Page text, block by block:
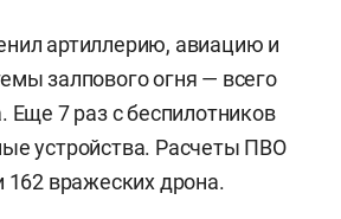
артиллерию, авиацию и
залпового огня — всего
Еще 7 раз с беспилотников
устройства. Расчеты ПВО
162 вражеских дрона.